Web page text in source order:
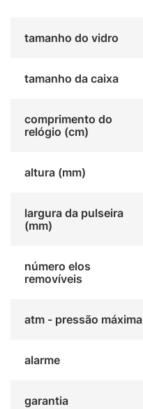
tamanho do vidro
tamanho da caixa
comprimento do
relógio (cm)
altura (mm)
largura da pulseira
(mm)
número elos
removíveis
atm - pressão máxima
alarme
garantia